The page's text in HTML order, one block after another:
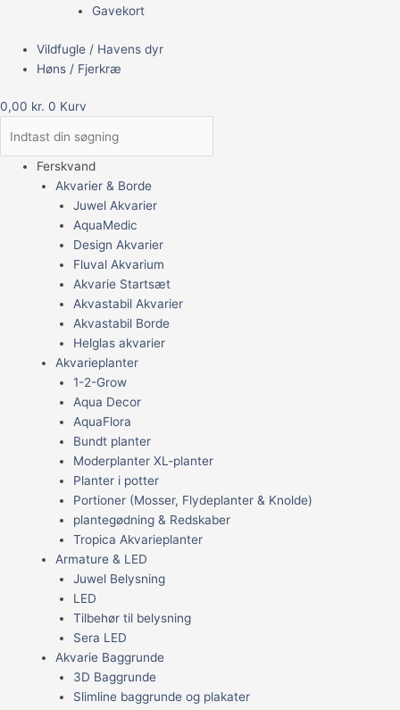
Gavekort
Vildfugle / Havens dyr
Høns / Fjerkræ
0,00 kr. 0 Kurv
Ferskvand
Akvarier & Borde
Juwel Akvarier
AquaMedic
Design Akvarier
Fluval Akvarium
Akvarie Startsæt
Akvastabil Akvarier
Akvastabil Borde
Helglas akvarier
Akvarieplanter
1-2-Grow
Aqua Decor
AquaFlora
Bundt planter
Moderplanter XL-planter
Planter i potter
Portioner (Mosser, Flydeplanter & Knolde)
plantegødning & Redskaber
Tropica Akvarieplanter
Armature & LED
Juwel Belysning
LED
Tilbehør til belysning
Sera LED
Akvarie Baggrunde
3D Baggrunde
Slimline baggrunde og plakater